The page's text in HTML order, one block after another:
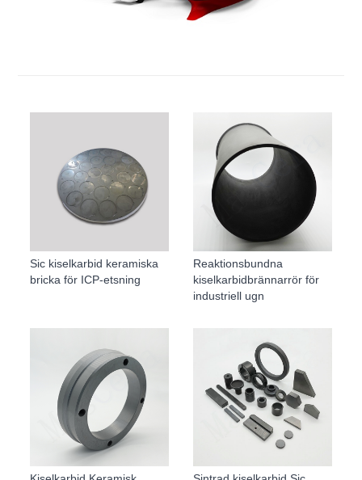
Sic kiselkarbid keramiska
bricka för ICP-etsning
Reaktionsbundna
kiselkarbidbrännarrör för
industriell ugn